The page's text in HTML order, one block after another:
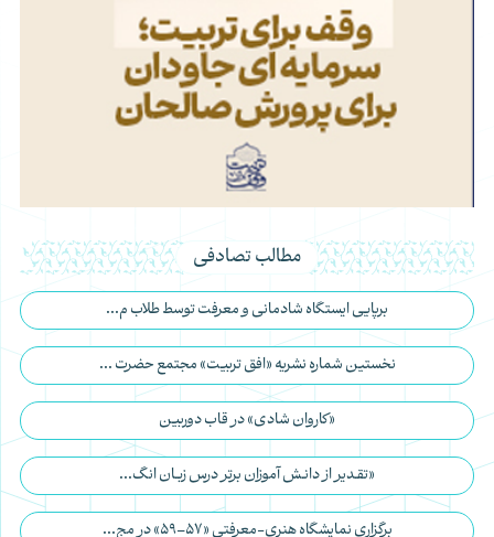
مطالب تصادفی
برپایی ایستگاه شادمانی و معرفت توسط طلاب م...
نخستین شماره نشریه «افق تربیت» مجتمع حضرت ...
«کاروان شادی» در قاب دوربین
«تقـدیر از دانـش آموزان برتر درس زبـان انگ...
برگزاری نمایشگاه هنری-معرفتی «57–59» در مج...